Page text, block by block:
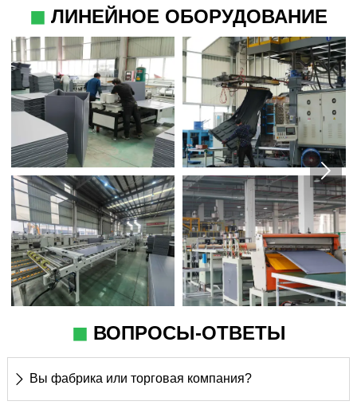
◼ ЛИНЕЙНОЕ ОБОРУДОВАНИЕ

◼ ВОПРОСЫ-ОТВЕТЫ
 Вы фабрика или торговая компания?